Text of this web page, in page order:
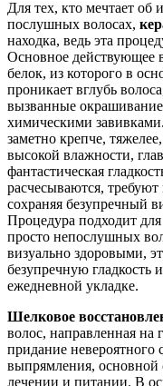
Для тех, кто мечтает об
послушных волосах,
находка, ведь эта
Основное действующее
белок, из которого в
проникает вглубь
вызванные
химическими завивками.
заметно крепче,
высокой влажности,
фантастическая
расчесываются,
сохраняя безупречный
Процедура подходит
просто непослушных
визуально здоровыми,
безупречную гладкость
ежедневной укладке.
Шелковое
волос, направленная на
придание невероятного
выпрямления, основной
лечении и питании. В